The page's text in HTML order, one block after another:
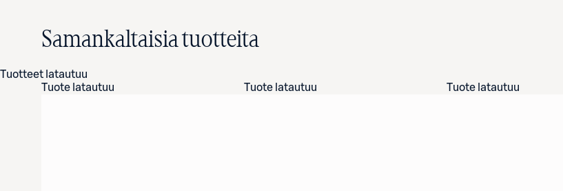
Samankaltaisia tuotteita
Tuotteet latautuu
Tuote latautuu
Tuote latautuu Tuote latautuu